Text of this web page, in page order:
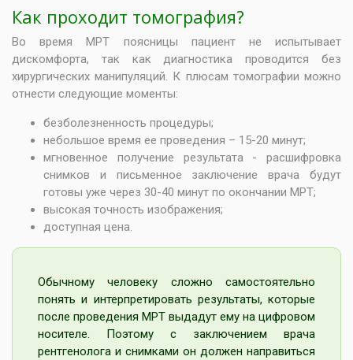
Как проходит томография?
Во время МРТ поясницы пациент не испытывает
дискомфорта, так как диагностика проводится без
хирургических манипуляций. К плюсам томографии можно
отнести следующие моменты:
безболезненность процедуры;
небольшое время ее проведения – 15-20 минут;
мгновенное получение результата - расшифровка
снимков и письменное заключение врача будут
готовы уже через 30-40 минут по окончании МРТ;
высокая точность изображения;
доступная цена.
Обычному человеку сложно самостоятельно
понять и интерпретировать результаты, которые
после проведения МРТ выдадут ему на цифровом
носителе. Поэтому с заключением врача
рентгенолога и снимками он должен направиться